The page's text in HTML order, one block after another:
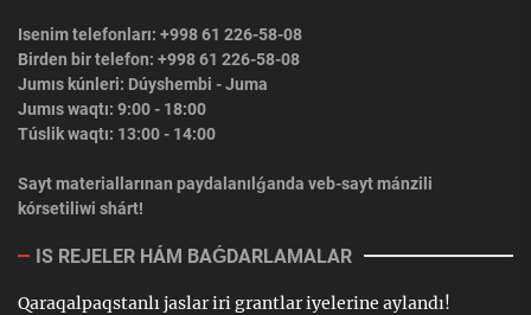
Isenim telefonları: +998 61 226-58-08
Birden bir telefon: +998 61 226-58-08
Jumıs kúnleri: Dúyshembi - Juma
Jumıs waqtı: 9:00 - 18:00
Túslik waqtı: 13:00 - 14:00
Sayt materiallarınan paydalanılǵanda veb-sayt mánzili
kórsetiliwi shárt!
IS REJELER HÁM BAǴDARLAMALAR
Qaraqalpaqstanlı jaslar iri grantlar iyelerine aylandı!